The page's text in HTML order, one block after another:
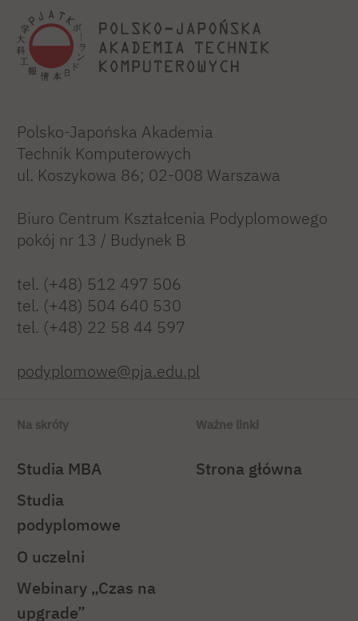
w Beer Szewie. Posiada również bogate
doświadczenie w zarządzaniu złożonymi
projektami badawczymi o wysokim stopniu
neuroinformatyki.
Polsko-Japońska Akademia
Technik Komputerowych
ul. Koszykowa 86; 02-008 Warszawa
Biuro Centrum Kształcenia Podyplomowego
pokój nr 13 / Budynek B
tel. (+48) 512 497 506
tel. (+48) 504 640 530
tel. (+48) 22 58 44 597
podyplomowe@pja.edu.pl
Na skróty
Studia MBA
Studia
podyplomowe
O uczelni
Webinary „Czas na
upgrade”
Ważne linki
Strona główna